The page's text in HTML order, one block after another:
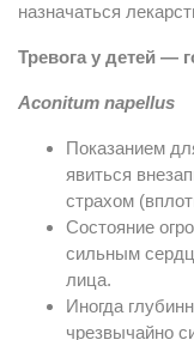
назначаться
Тревога у детей —
Aconitum napellus
Показанием
явиться
страхом
Состояние
сильным
лица.
Иногда
чрезвычайно